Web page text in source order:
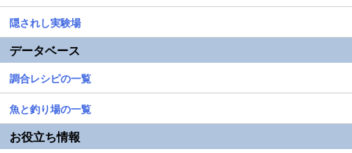
隠されし実験場
データベース
調合レシピの一覧
魚と釣り場の一覧
お役立ち情報